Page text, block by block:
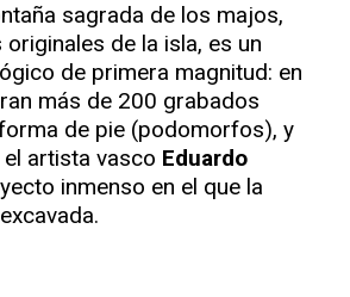
sagrada de los majos,
de la isla, es un
de primera magnitud: en
más de 200 grabados
de pie (podomorfos), y
artista vasco Eduardo
inmenso en el que la